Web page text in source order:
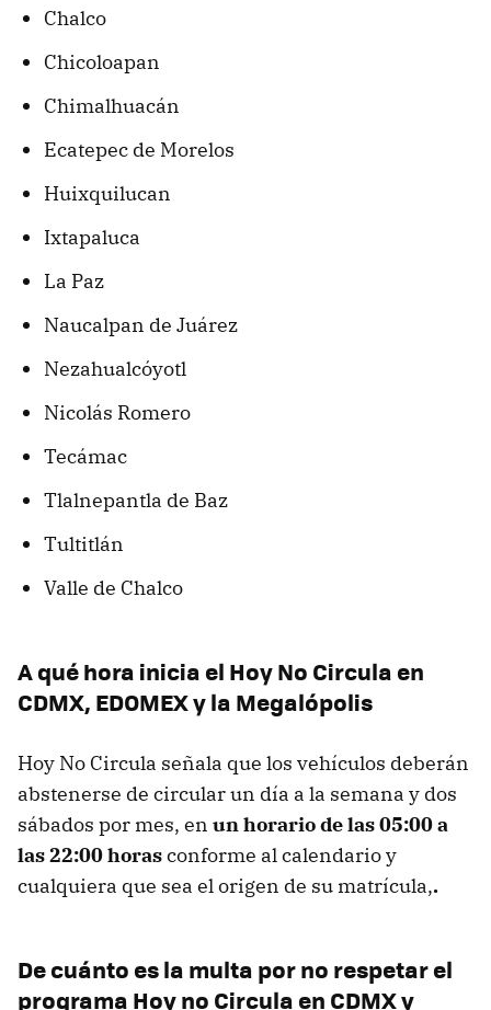
Chalco
Chicoloapan
Chimalhuacán
Ecatepec de Morelos
Huixquilucan
Ixtapaluca
La Paz
Naucalpan de Juárez
Nezahualcóyotl
Nicolás Romero
Tecámac
Tlalnepantla de Baz
Tultitlán
Valle de Chalco
A qué hora inicia el Hoy No Circula en
CDMX, EDOMEX y la Megalópolis
Hoy No Circula señala que los vehículos deberán
abstenerse de circular un día a la semana y dos
sábados por mes, en un horario de las 05:00 a
las 22:00 horasconforme al calendario y
cualquiera que sea el origen de su matrícula,.
De cuánto es la multa por no respetar el
programa Hoy no Circula en CDMX y